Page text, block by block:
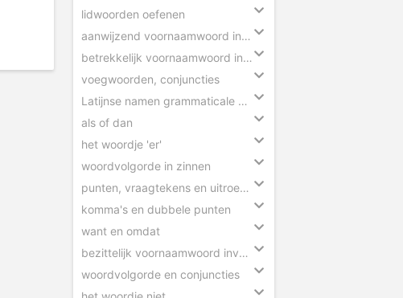
lidwoorden oefenen
aanwijzend voornaamwoord invullen
betrekkelijk voornaamwoord invullen
voegwoorden, conjuncties
Latijnse namen grammaticale begrippen
als of dan
het woordje 'er'
woordvolgorde in zinnen
punten, vraagtekens en uitroeptekens
komma's en dubbele punten
want en omdat
bezittelijk voornaamwoord invullen
woordvolgorde en conjuncties